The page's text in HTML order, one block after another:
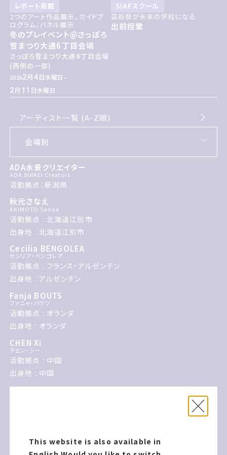
This website is also available in
レポート掲載
2つのアート作品展示、ガイドプ
ログラム、パネル展示
冬のプレイベント@さっぽろ
雪まつり大通6丁目会場
さっぽろ雪まつり大通6丁目会場
(西側の一部)
20262月 4 日 水曜日 -
2月 11 日水曜日
SIAFスクール
芸術祭が未来の学校になる
出前授業
アーティスト一覧 (A-Z順)
ADA水景クリエイター
ADA SUIKEI Creators
活動拠点：新潟県
秋元さなえ
AKIMOTO Sanae
活動拠点 : 北海道江別市
出身地 : 北海道江別市
Cecilia BENGOLEA
セシリア・ベンゴレア
活動拠点 : フランス・アルゼンチン
出身地 : アルゼンチン
Fanja BOUTS
ファニャ・バウツ
活動拠点 : オランダ
出身地 : オランダ
CHEN Xi
チェン・シー
活動拠点 : 中国
出身地 : 中国
ENESS
fragmentin
フラグメンティン